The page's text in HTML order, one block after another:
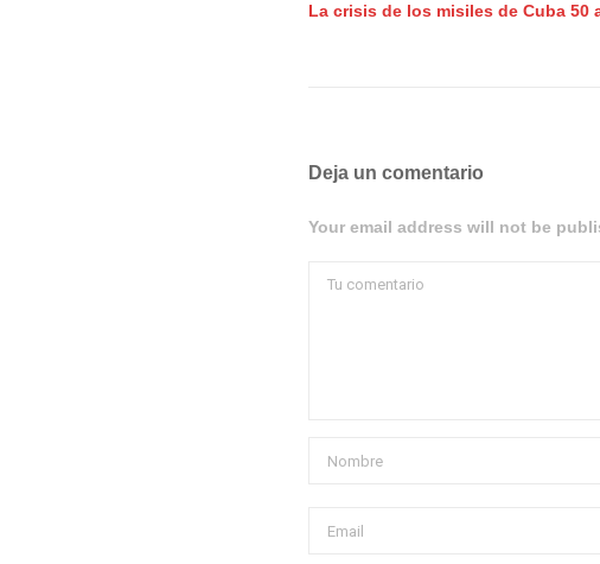
La crisis de los misiles de Cuba 50
Deja un comentario
Your email address will not be